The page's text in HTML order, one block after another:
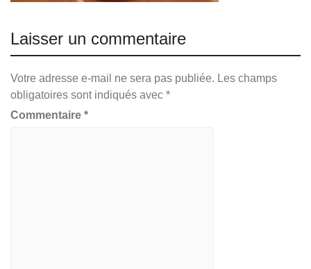
Laisser un commentaire
Votre adresse e-mail ne sera pas publiée. Les champs
obligatoires sont indiqués avec *
Commentaire *